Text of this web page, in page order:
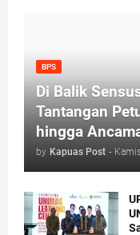
BPS
Di Balik
Tantangan
hingga
by Kapuas Post -